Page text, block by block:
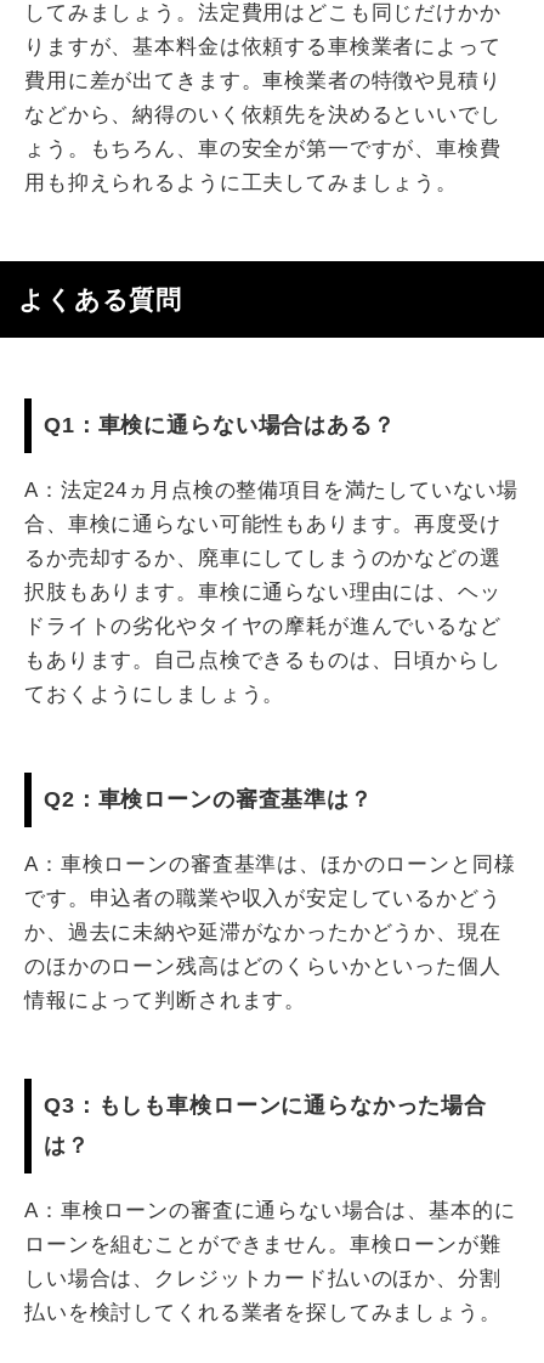
してみましょう。法定費用はどこも同じだけかか
りますが、基本料金は依頼する車検業者によって
費用に差が出てきます。車検業者の特徴や見積り
などから、納得のいく依頼先を決めるといいでし
ょう。もちろん、車の安全が第一ですが、車検費
用も抑えられるように工夫してみましょう。
よくある質問
Q1：車検に通らない場合はある？
A：法定24ヵ月点検の整備項目を満たしていない場
合、車検に通らない可能性もあります。再度受け
るか売却するか、廃車にしてしまうのかなどの選
択肢もあります。車検に通らない理由には、ヘッ
ドライトの劣化やタイヤの摩耗が進んでいるなど
もあります。自己点検できるものは、日頃からし
ておくようにしましょう。
Q2：車検ローンの審査基準は？
A：車検ローンの審査基準は、ほかのローンと同様
です。申込者の職業や収入が安定しているかどう
か、過去に未納や延滞がなかったかどうか、現在
のほかのローン残高はどのくらいかといった個人
情報によって判断されます。
Q3：もしも車検ローンに通らなかった場合
は？
A：車検ローンの審査に通らない場合は、基本的に
ローンを組むことができません。車検ローンが難
しい場合は、クレジットカード払いのほか、分割
払いを検討してくれる業者を探してみましょう。